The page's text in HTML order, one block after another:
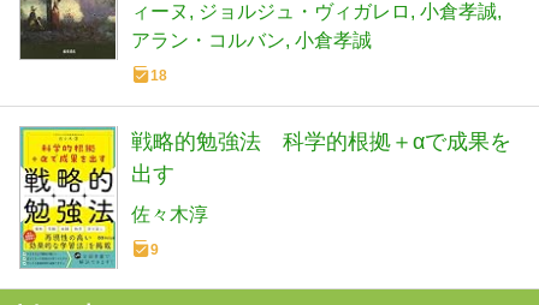
ィーヌ
ジョルジュ・ヴィガレロ
小倉孝誠
アラン・コルバン 小倉孝誠
18
戦略的勉強法 科学的根拠＋αで成果を
出す
佐々木淳
9